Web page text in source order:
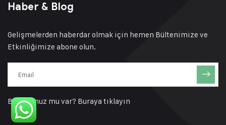
Haber & Blog
Gelişmelerden haberdar olmak için hemen Bültenimize ve
Etkinliğimize abone olun.
Bir sorunuz mu var? Buraya tıklayın